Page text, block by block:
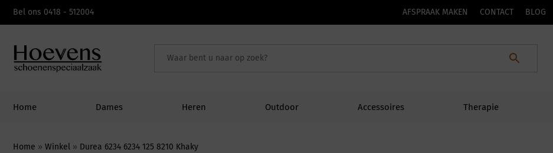
Bel ons 0418 - 512004 AFSPRAAK MAKEN CONTACT BLOG
Home Dames Heren Outdoor Accessoires Therapie
Home » Winkel » Durea 6234 6234 125 8210 Khaky